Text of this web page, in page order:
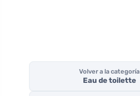
Volver a la categoría
Eau de toilette